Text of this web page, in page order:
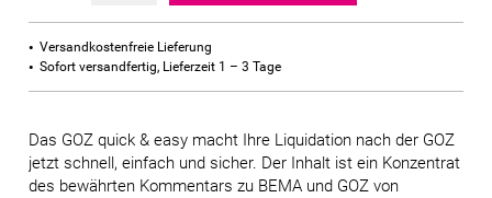
Versandkostenfreie Lieferung
Sofort versandfertig, Lieferzeit 1 – 3 Tage
Das GOZ quick & easy macht Ihre Liquidation nach der GOZ
jetzt schnell, einfach und sicher. Der Inhalt ist ein Konzentrat
des bewährten Kommentars zu BEMA und GOZ von